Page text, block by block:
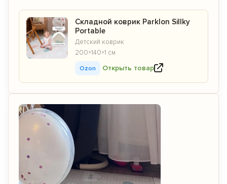
Складной коврик Parklon Sillky
Portable
Детский коврик
200×140×1 см
Ozon Открыть товар